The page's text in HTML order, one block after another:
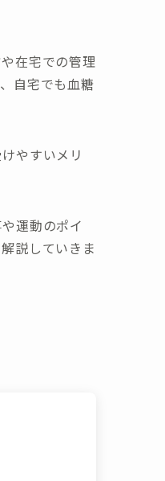
在宅での管理
自宅でも血糖
やすいメリ
運動のポイ
説していきま